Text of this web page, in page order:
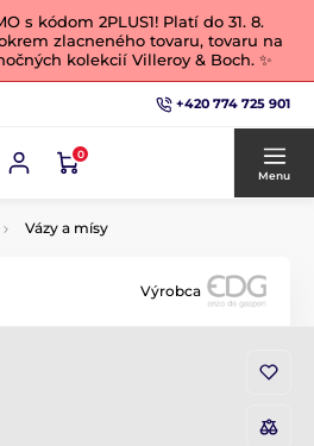
s kódom 2PLUS1! Platí do 31. 8.
zlacneného tovaru, tovaru na
kolekcií Villeroy & Boch. ✨
+420 774 725 901
0
Menu
Vázy a mísy
Výrobca